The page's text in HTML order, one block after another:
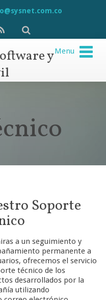
Menu
y
Soporte
a un seguimiento y
permanente a
ofrecemos el servicio
técnico de los
desarrollados por la
utilizando